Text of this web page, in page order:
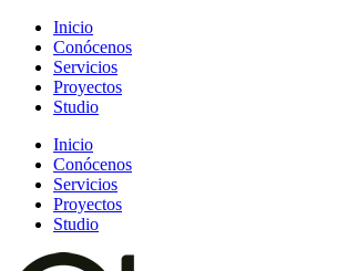
Inicio
Conócenos
Servicios
Proyectos
Studio
Inicio
Conócenos
Servicios
Proyectos
Studio